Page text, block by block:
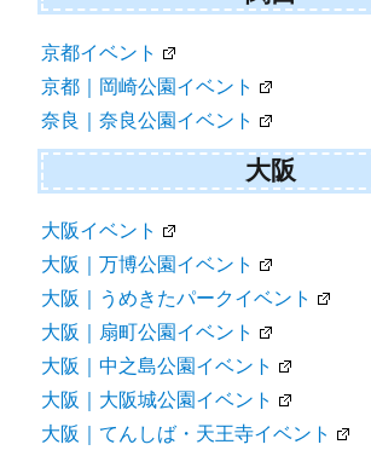
京都イベント
京都｜岡崎公園イベント
奈良｜奈良公園イベント
大阪
大阪イベント
大阪｜万博公園イベント
大阪｜うめきたパークイベント
大阪｜扇町公園イベント
大阪｜中之島公園イベント
大阪｜大阪城公園イベント
大阪｜てんしば・天王寺イベント